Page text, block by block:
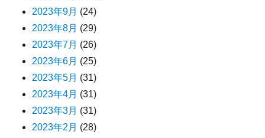
2023年9月 (24)
2023年8月 (29)
2023年7月 (26)
2023年6月 (25)
2023年5月 (31)
2023年4月 (31)
2023年3月 (31)
2023年2月 (28)